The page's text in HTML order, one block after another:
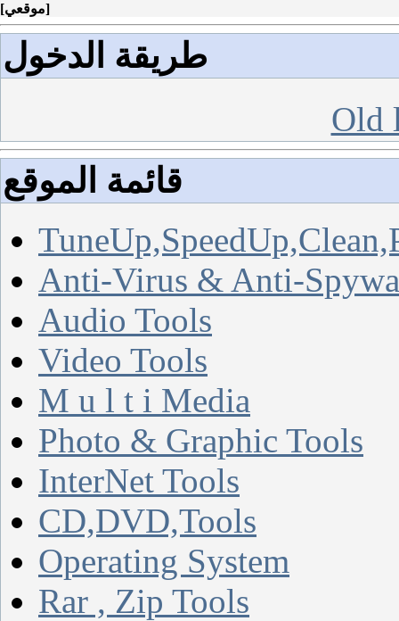
[موقعي]
طريقة الدخول
Old
قائمة الموقع
Anti-Virus & Anti-
Audio Tools
Video Tools
M u l t i Media
Photo & Graphic Tools
InterNet Tools
CD,DVD,Tools
Operating System
Rar , Zip Tools